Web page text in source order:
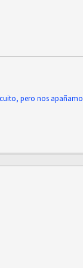
pero nos